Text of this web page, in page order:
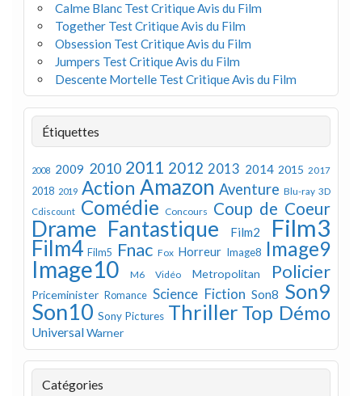
Calme Blanc Test Critique Avis du Film
Together Test Critique Avis du Film
Obsession Test Critique Avis du Film
Jumpers Test Critique Avis du Film
Descente Mortelle Test Critique Avis du Film
Étiquettes
2008 2009 2010 2011 2012 2013 2014 2015 2017
2018 2019 Action Amazon Aventure Blu-ray 3D
Cdiscount Comédie Concours Coup de Coeur
Drame Fantastique Film2 Film3
Film4 Film5 Fnac Fox Horreur Image8 Image9
Image10 M6 Vidéo Metropolitan Policier
Priceminister Romance Science Fiction Son8 Son9
Son10 Sony Pictures Thriller Top Démo
UniversalWarner
Catégories